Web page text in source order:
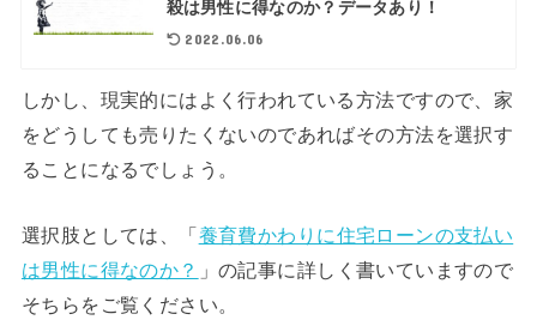
殺は男性に得なのか？データあり！
2022.06.06
しかし、現実的にはよく行われている方法ですので、家
をどうしても売りたくないのであればその方法を選択す
ることになるでしょう。
選択肢としては、「 養育費かわりに住宅ローンの支払い
は男性に得なのか？
」の記事に詳しく書いていますので
そちらをご覧ください。